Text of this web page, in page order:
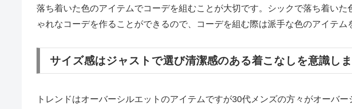
落ち着いた色のアイテムでコーデを組むことが大切です。シックで落ち着い
ゃれなコーデを作ることができるので、コーデを組む際は派手な色のアイテム
サイズ感はジャストで選び清潔感のある着こなしを意識し
トレンドはオーバーシルエットのアイテムですが30代メンズの方々がオーバ